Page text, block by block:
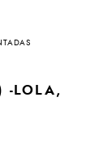
-LOLA,